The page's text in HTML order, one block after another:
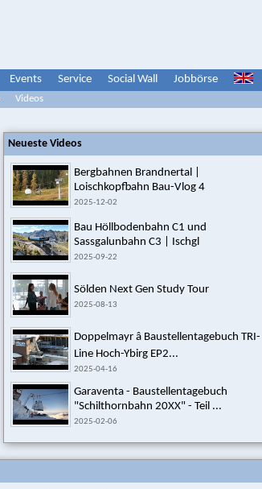
Events Service Social Wall Jobbörse
Videos
Neueste Videos
Bergbahnen Brandnertal |
Loischkopfbahn Bau-Vlog 4
2025-12-02
Bau Höllbodenbahn C1 und
Sassgalunbahn C3 | Ischgl
2025-09-22
Sölden Next Gen Study Tour
2025-08-13
Doppelmayr â Baustellentagebuch TRI-
Line Hoch-Ybirg EP2...
2025-04-16
Garaventa - Baustellentagebuch
"Schilthornbahn 20XX" - Teil ...
2025-02-06